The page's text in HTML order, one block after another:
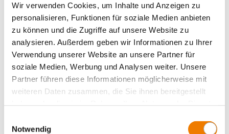
Wir verwenden Cookies, um Inhalte und Anzeigen zu
personalisieren, Funktionen für soziale Medien anbieten
zu können und die Zugriffe auf unsere Website zu
analysieren. Außerdem geben wir Informationen zu Ihrer
Verwendung unserer Website an unsere Partner für
soziale Medien, Werbung und Analysen weiter. Unsere
Partner führen diese Informationen möglicherweise mit
weiteren Daten zusammen, die Sie ihnen bereitgestellt
Notwendig
31922000
AMBUS Panel